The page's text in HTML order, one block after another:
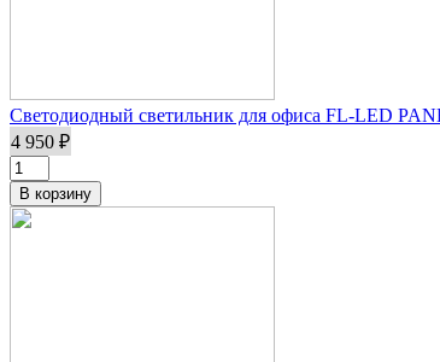
Светодиодный светильник для офиса FL-LED
4 950 ₽